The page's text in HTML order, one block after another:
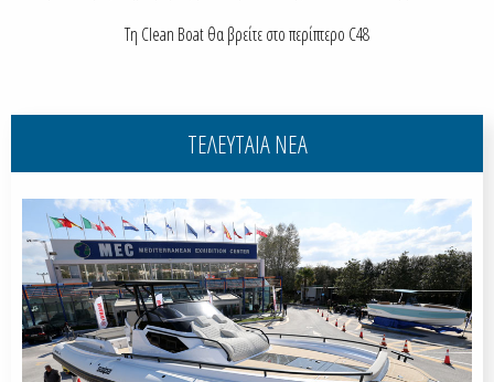
Τη Clean Boat θα βρείτε στο περίπτερο C48
ΤΕΛΕΥΤΑΙΑ ΝΕΑ